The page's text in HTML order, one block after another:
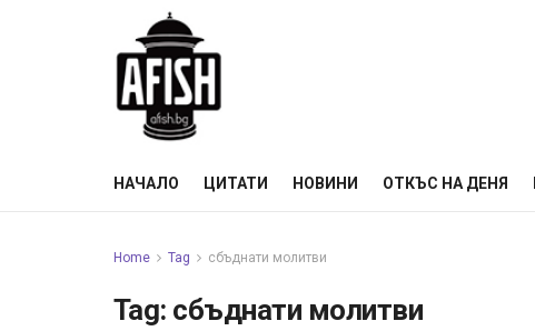
НАЧАЛО ЦИТАТИ НОВИНИ ОТКЪС НА ДЕНЯ
Home Tag сбъднати молитви
Tag: сбъднати молитви